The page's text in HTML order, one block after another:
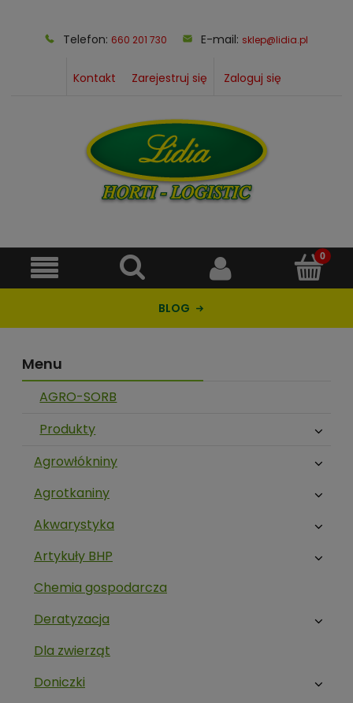
Telefon: 660 201 730 E-mail: sklep@lidia.pl
Kontakt Zarejestruj się Zaloguj się
BLOG
Menu
AGRO-SORB
Produkty
Agrowłókniny
Agrotkaniny
Akwarystyka
Artykuły BHP
Chemia gospodarcza
Deratyzacja
Dla zwierząt
Doniczki